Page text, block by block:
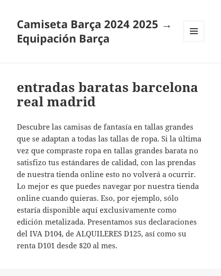
Camiseta Barça 2024 2025 →
Equipación Barça
entradas baratas barcelona
real madrid
Descubre las camisas de fantasía en tallas grandes
que se adaptan a todas las tallas de ropa. Si la última
vez que compraste ropa en tallas grandes barata no
satisfizo tus estándares de calidad, con las prendas
de nuestra tienda online esto no volverá a ocurrir.
Lo mejor es que puedes navegar por nuestra tienda
online cuando quieras. Eso, por ejemplo, sólo
estaría disponible aquí exclusivamente como
edición metalizada. Presentamos sus declaraciones
del IVA D104, de ALQUILERES D125, así como su
renta D101 desde $20 al mes.